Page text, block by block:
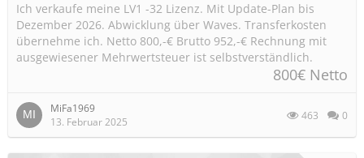
Ich verkaufe meine LV1 -32 Lizenz. Mit Update-Plan bis
Dezember 2026. Abwicklung über Waves. Transferkosten
übernehme ich. Netto 800,-€ Brutto 952,-€ Rechnung mit
ausgewiesener Mehrwertsteuer ist selbstverständlich.
800€ Netto
MiFa1969
13. Februar 2025
463 0